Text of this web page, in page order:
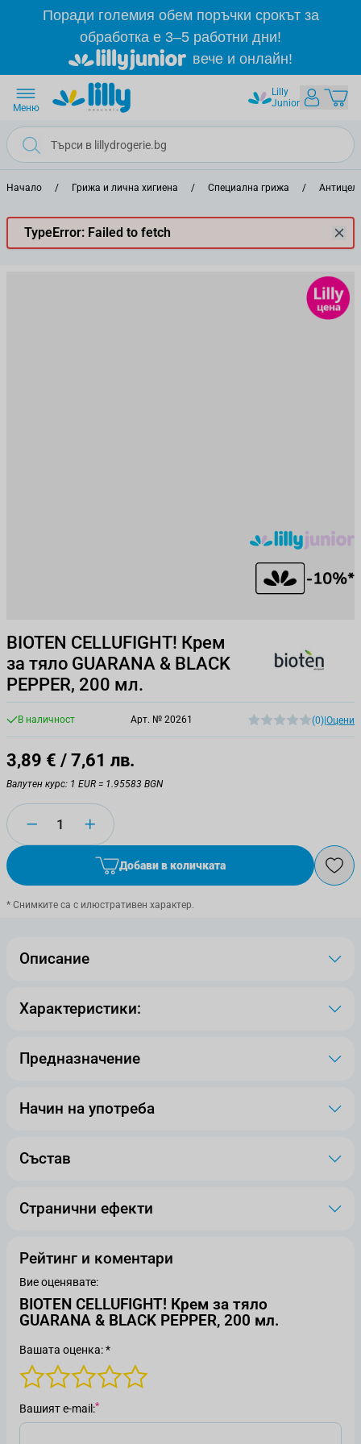
Прескачане към съдържанието
Поради големия обем поръчки срокът за
обработка е 3–5 работни дни!
вече и онлайн!
Lilly
Junior
Меню
Начало / Грижа и лична хигиена / Специална грижа /
TypeError: Failed to fetch
BIOTEN CELLUFIGHT! Крем
за тяло GUARANA & BLACK
PEPPER, 200 мл.
В наличност Арт. № 20261 (0) Оцени
3,89 € / 7,61 лв.
Валутен курс: 1 EUR = 1.95583 BGN
Количество
Добави в количката
* Снимките са с илюстративен характер.
Описание
Характеристики:
Предназначение
Начин на употреба
Състав
Странични ефекти
Рейтинг и коментари
Вие оценявате:
BIOTEN CELLUFIGHT! Крем за тяло
GUARANA & BLACK PEPPER, 200 мл.
Вашата оценка: *
Вашият е-mail